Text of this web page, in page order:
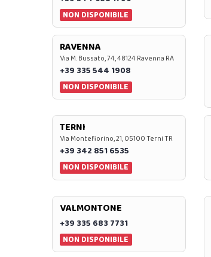
NON DISPONIBILE
RAVENNA
Via M. Bussato, 74, 48124 Ravenna RA
+39 335 544 1908
NON DISPONIBILE
TERNI
Via Montefiorino, 21, 05100 Terni TR
+39 342 851 6535
NON DISPONIBILE
VALMONTONE
+39 335 683 7731
NON DISPONIBILE